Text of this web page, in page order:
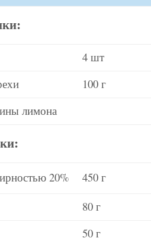
4 шт
100 г
лимона
20%
450 г
80 г
50 г